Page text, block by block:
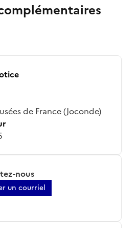
de France (Joconde)
nous
un courriel